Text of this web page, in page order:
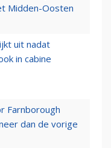
Midden-Oosten
uit nadat
in cabine
Farnborough
dan de vorige